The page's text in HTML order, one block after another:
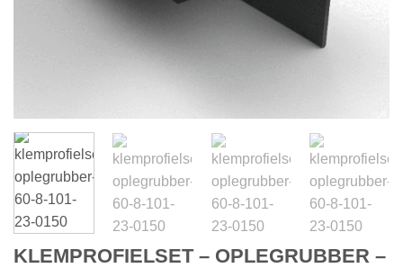
KLEMPROFIELSET – OPLEGRUBBER –